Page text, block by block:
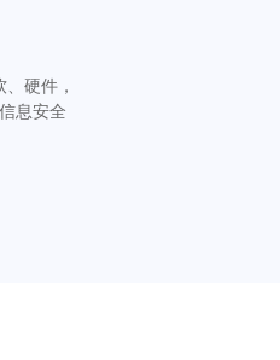
硬件，
息安全